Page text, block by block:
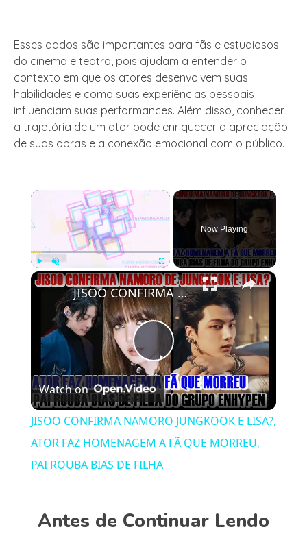
Esses dados são importantes para fãs e estudiosos
do cinema e teatro, pois ajudam a entender o
contexto em que os atores desenvolvem suas
habilidades e como suas experiências pessoais
influenciam suas performances. Além disso, conhecer
a trajetória de um ator pode enriquecer a apreciação
de suas obras e a conexão emocional com o público.
×
Play Unmute Fullscreen
Now Playing
×
Play
Video
JISOO CONFIRMA NAMORO JUNGKOOK E LISA?, ATOR FAZ HOMENAGEM A FÃ QUE MORREU, PAI ROUBA BIAS DE FILHA
Watch on
JISOO CONFIRMA NAMORO JUNGKOOK E LISA?,
ATOR FAZ HOMENAGEM A FÃ QUE MORREU,
PAI ROUBA BIAS DE FILHA
Antes de Continuar Lendo